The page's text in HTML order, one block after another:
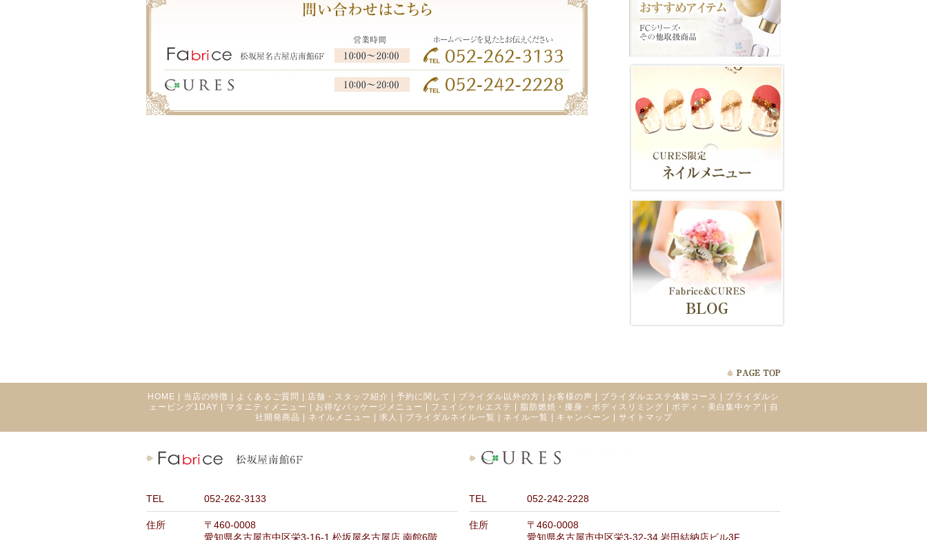
HOME 当店の特徴 よくあるご質問 店舗・スタッフ紹介 予約に関して ブライダル以外の方 お客様の声 ブライダルエステ体験コース
ブライダルシ
ェービング1DAY
マタニティメニュー お得なパッケージメニュー フェイシャルエステ 脂肪燃焼・痩身・ボディスリミング ボディ・美白集中ケア
自
社開発商品
ネイルメニュー 求人 ブライダルネイル一覧 ネイル一覧 キャンペーン サイトマップ
TEL 052-262-3133 TEL 052-242-2228
住所
〒460-0008
愛知県名古屋市中区栄3-16-1 松坂屋名古屋店 南館6階
住所
〒460-0008
愛知県名古屋市中区栄3-32-34 岩田結納店ビル3F